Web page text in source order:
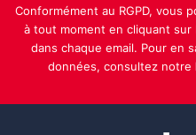
Conformément au RGPD, vous
à tout moment en cliquant
dans chaque email. Pour en
données, consultez notre